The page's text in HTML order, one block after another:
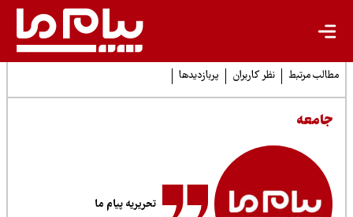
مرتبط نظر کاربران پربازدیدها
تحریریه پیام ما